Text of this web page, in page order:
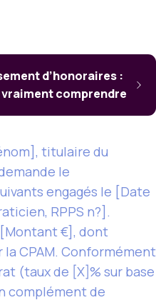
d’honoraires :
vraiment comprendre
titulaire du
le
engagés le [Date
RPPS n?].
€], dont
CPAM. Conformément
(taux de [X]% sur base
complément de